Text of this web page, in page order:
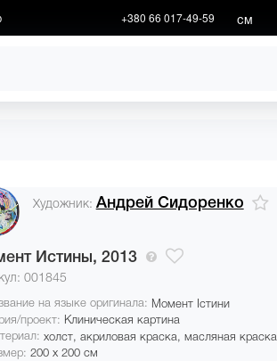
+380 66 017-49-59 см
Художник: Андрей Сидоренко
Истины, 2013
001845
на языке оригинала: Момент Істини
проект: Клиническая картина
холст, акриловая краска, масляная краска
200 x 200 см